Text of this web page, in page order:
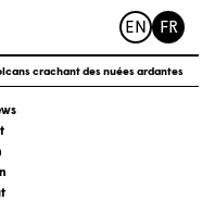
EN FR
crachant des nuées ardantes